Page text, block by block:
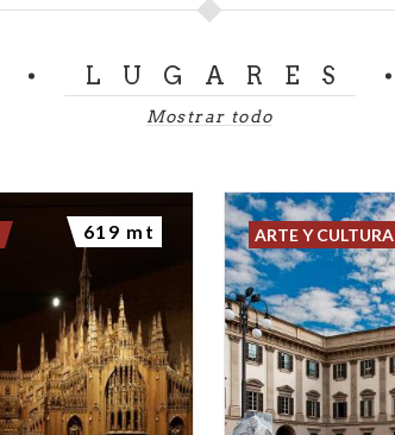
LUGARES
Mostrar todo
619 mt ARTE Y CULTURA